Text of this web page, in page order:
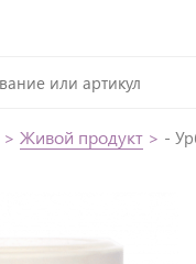
> Живой продукт > -